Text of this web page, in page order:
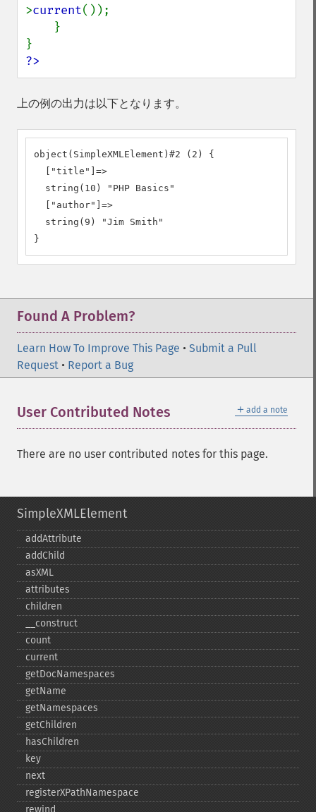
>current());
?>
上の例の出力は以下となります。
object(SimpleXMLElement)#2 (2) {
  ["title"]=>
  string(10) "PHP Basics"
  ["author"]=>
  string(9) "Jim Smith"
}
Found A Problem?
Learn How To Improve This Page • Submit a Pull
Request • Report a Bug
＋ add a note
User Contributed Notes
There are no user contributed notes for this page.
SimpleXMLElement
addAttribute
addChild
asXML
attributes
children
_​_​construct
count
current
getDocNamespaces
getName
getNamespaces
getChildren
hasChildren
key
next
registerXPathNamespace
rewind